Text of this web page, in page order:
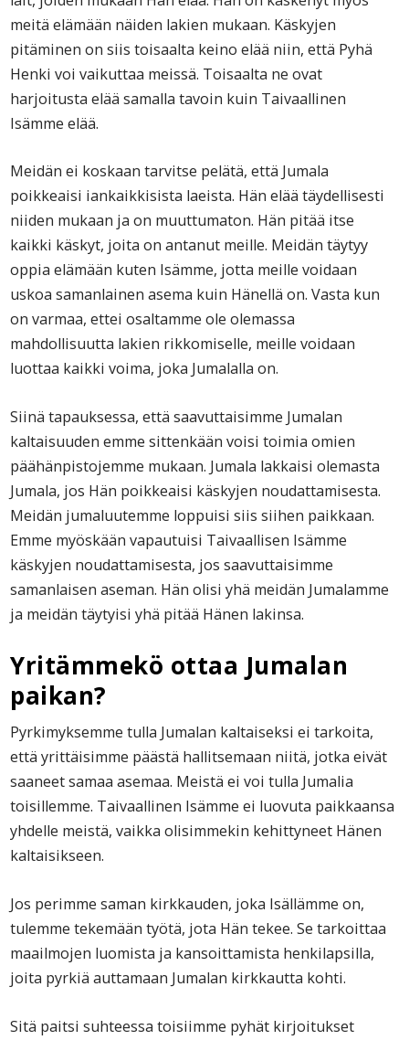
meitä elämään näiden lakien mukaan. Käskyjen
pitäminen on siis toisaalta keino elää niin, että Pyhä
Henki voi vaikuttaa meissä. Toisaalta ne ovat
harjoitusta elää samalla tavoin kuin Taivaallinen
Isämme elää.
Meidän ei koskaan tarvitse pelätä, että Jumala
poikkeaisi iankaikkisista laeista. Hän elää täydellisesti
niiden mukaan ja on muuttumaton. Hän pitää itse
kaikki käskyt, joita on antanut meille. Meidän täytyy
oppia elämään kuten Isämme, jotta meille voidaan
uskoa samanlainen asema kuin Hänellä on. Vasta kun
on varmaa, ettei osaltamme ole olemassa
mahdollisuutta lakien rikkomiselle, meille voidaan
luottaa kaikki voima, joka Jumalalla on.
Siinä tapauksessa, että saavuttaisimme Jumalan
kaltaisuuden emme sittenkään voisi toimia omien
päähänpistojemme mukaan. Jumala lakkaisi olemasta
Jumala, jos Hän poikkeaisi käskyjen noudattamisesta.
Meidän jumaluutemme loppuisi siis siihen paikkaan.
Emme myöskään vapautuisi Taivaallisen Isämme
käskyjen noudattamisesta, jos saavuttaisimme
samanlaisen aseman. Hän olisi yhä meidän Jumalamme
ja meidän täytyisi yhä pitää Hänen lakinsa.
Yritämmekö ottaa Jumalan
paikan?
Pyrkimyksemme tulla Jumalan kaltaiseksi ei tarkoita,
että yrittäisimme päästä hallitsemaan niitä, jotka eivät
saaneet samaa asemaa. Meistä ei voi tulla Jumalia
toisillemme. Taivaallinen Isämme ei luovuta paikkaansa
yhdelle meistä, vaikka olisimmekin kehittyneet Hänen
kaltaisikseen.
Jos perimme saman kirkkauden, joka Isällämme on,
tulemme tekemään työtä, jota Hän tekee. Se tarkoittaa
maailmojen luomista ja kansoittamista henkilapsilla,
joita pyrkiä auttamaan Jumalan kirkkautta kohti.
Sitä paitsi suhteessa toisiimme pyhät kirjoitukset